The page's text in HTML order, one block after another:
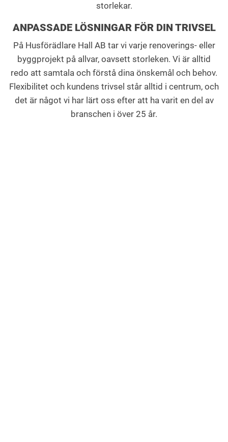
storlekar.
ANPASSADE LÖSNINGAR FÖR DIN TRIVSEL
På Husförädlare Hall AB tar vi varje renoverings- eller
byggprojekt på allvar, oavsett storleken. Vi är alltid
redo att samtala och förstå dina önskemål och behov.
Flexibilitet och kundens trivsel står alltid i centrum, och
det är något vi har lärt oss efter att ha varit en del av
branschen i över 25 år.